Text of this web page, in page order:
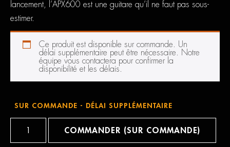
lancement, l’APX600 est une guitare qu’il ne faut pas sous-
estimer.
Ce produit est disponible sur commande. Un
délai supplémentaire peut être nécessaire. Notre
équipe vous contactera pour confirmer la
disponibilité et les délais.
SUR COMMANDE - DÉLAI SUPPLÉMENTAIRE
COMMANDER (SUR COMMANDE)